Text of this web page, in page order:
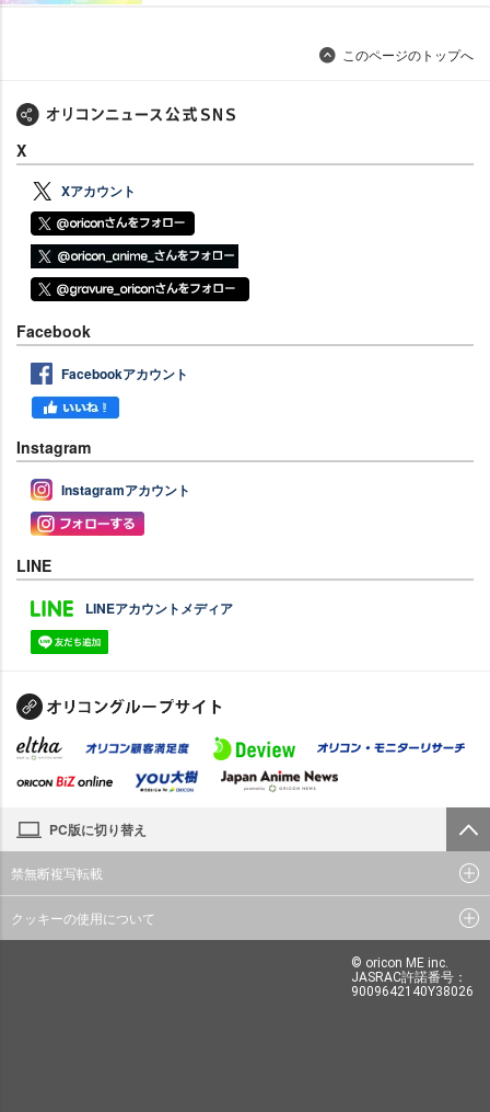
このページのトップへ
X
Xアカウント
Facebook
Facebookアカウント
Instagram
Instagramアカウント
LINE
LINEアカウントメディア
PC版に切り替え
禁無断複写転載
クッキーの使用について
© oricon ME inc.
JASRAC許諾番号：
9009642140Y38026